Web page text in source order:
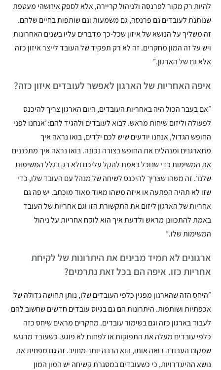
להיות רק מקור לפרנסה ולניהול קריירה, אלא לספק איזושהי מעטפת
שנותנת לעובדים גם פרנסה, גם משמעות וגם שותפות בחיים שלהם.
זה משליך על הנושא של איזון שכל-כך מדברים עליו בשנים האחרונות
ויש על זה המון מחקרים. זה לא רק תפקיד של העובד לייצר איזון כזה
אלא גם של הארגון.״
איפה האחריות של הארגון לאפשר לעובדים איזון כזה?
״אם בעבר הכול היה באחריות העובדים, היום הארגון צריך להיכנס
לפעולה וליזום שיחות מראש. לבוא לעובדים ולהגיד להם: ׳אנחנו לפני
החופש הגדול, אנחנו יודעים שיש לכם ילדים, בואו נראה איך
מתארגנים ומנהלים את החופש בצורה נכונה. בואו נראה איך מתכננים
את המשימות כדי שנוכל באמת להקל עליכם ולא רק בגלל המשימות
שלנו׳. זה משהו שצריך להיכנס לשיחה של מנהל עם העובד שלו, כדי
שזו לא תהיה הפתעה או איזה משהו מאוד מאוד מוכתב. יש פה גם
אחריות של הארגון ליזום את התקשורת הזו וגם אחריות של העובד
באמת להתכוונן מראש ולדעת איך הוא לוקח אחריות על ניהול
המשימות שלו.״
ארגונים לא תמיד מבינים את היתרונות של לקיחת
אחריות כזו. איפה הם בכל זאת נתרמים?
״היחס הזה שהארגון מפגין כלפי העובדים שלו, נותן תחושה גדולה של
אכפתיות ושותפות. היתרונות הם גם בגיוס עובדים חדשים שחשוב להם
לעבוד בארגון כזה וגם בשימור עובדים. מחקרים מראים שיחס כזה
כלפי עובדים מעלה את התפוקות או לפחות לא פוגע. כשעובד מרגיש
שמקום העבודה רואה אותו, הוא הרבה יותר מחויב. זה גם מפחית את
נושא ההיעדרויות, כי כשעובדים במסגרת קשיחה יש המון המון